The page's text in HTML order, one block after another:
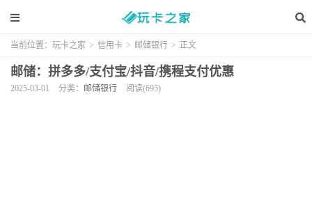
当前位置： 玩卡之家 > 信用卡 > 邮储银行 > 正文
邮储：拼多多/支付宝/抖音/携程支付优惠
2025-03-01 分类： 邮储银行 阅读(695)